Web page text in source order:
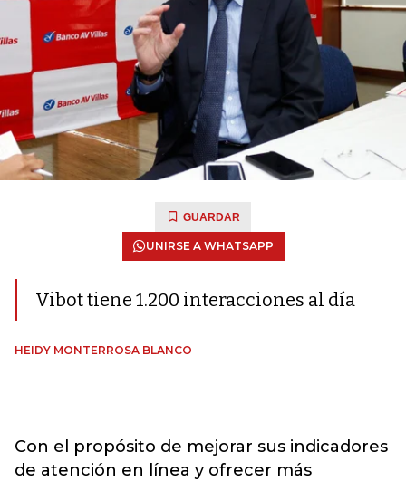
GUARDAR
UNIRSE A WHATSAPP
Vibot tiene 1.200 interacciones al día
HEIDY MONTERROSA BLANCO
Con el propósito de mejorar sus indicadores
de atención en línea y ofrecer más